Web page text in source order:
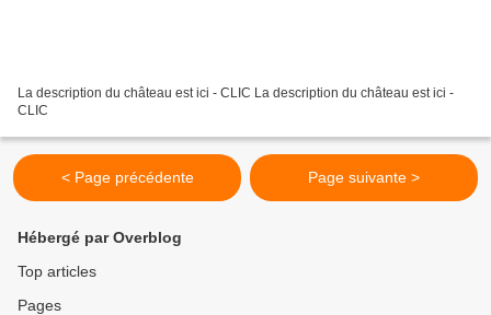
La description du château est ici - CLIC La description du château est ici -
CLIC
< Page précédente Page suivante >
Hébergé par Overblog
Top articles
Pages